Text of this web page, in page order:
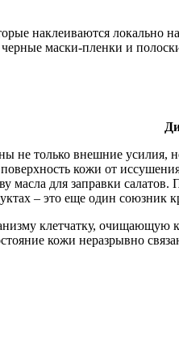
наклеиваются локально
маски-пленки и
не только внешние
кожи от
масла для заправки
– это еще один
клетчатку, очищающую
кожи неразрывно